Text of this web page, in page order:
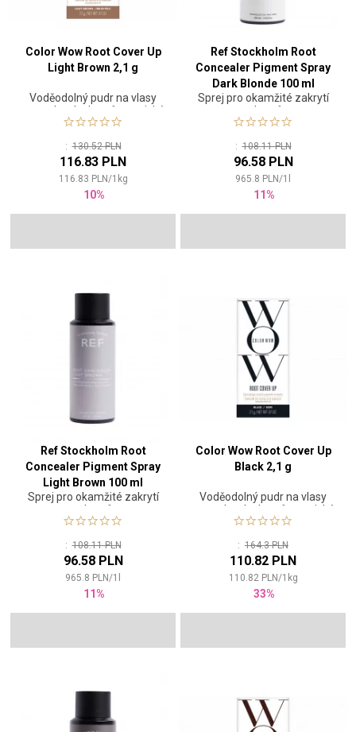
Color Wow Root Cover Up
Light Brown 2,1 g
Voděodolný pudr na vlasy
pro zakrytí odrostů a optické
zahuštění
:130.52 PLN
116.83 PLN
116.83 PLN/1 kg
10%
Ref Stockholm Root
Concealer Pigment Spray
Dark Blonde 100 ml
Sprej pro okamžité zakrytí
odrostů
:108.11 PLN
96.58 PLN
965.8 PLN/1
11%
Ref Stockholm Root
Concealer Pigment Spray
Light Brown 100 ml
Sprej pro okamžité zakrytí
odrostů
:108.11 PLN
96.58 PLN
965.8 PLN/1
11%
Color Wow Root Cover Up
Black 2,1 g
Voděodolný pudr na vlasy
pro zakrytí odrostů a optické
zahuštění
: 164.3 PLN
110.82 PLN
110.82 PLN/1 kg
33%